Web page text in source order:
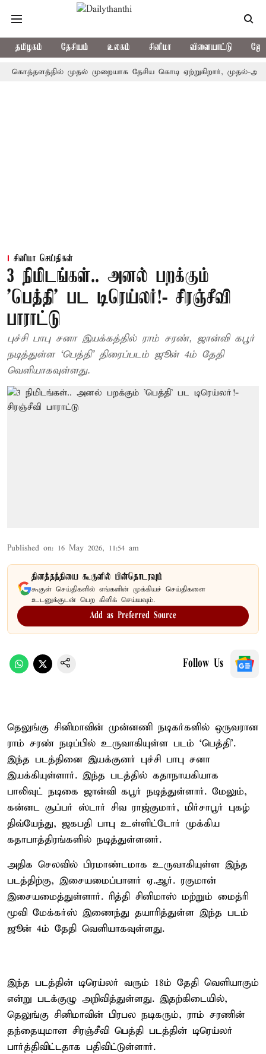
தமிழகம் தேசியம் உலகம் சினிமா விளையாட்டு
முதல் முறையாக தேசிய கொடி ஏற்றுகிறார், முதல்-அமைச்சர்
சினிமா செய்திகள்
3 நிமிடங்கள்.. அனல் பறக்கும்
'பெத்தி' பட டிரெய்லர்!- சிரஞ்சீவி
பாராட்டு
புச்சி பாபு சனா இயக்கத்தில் ராம் சரண், ஜான்வி கபூர்
நடித்துள்ள ‘பெத்தி’ திரைப்படம் ஜூன் 4ம் தேதி
வெளியாகவுள்ளது.
Published on: 16 May 2026, 11:54 am
தினத்தந்தியை கூகுளில் பின்தொடரவும்
கூகுள் செய்திகளில் எங்களின் முக்கியச் செய்திகளை
உடனுக்குடன் பெற கிளிக் செய்யவும்.
Add as Preferred Source
Follow Us
தெலுங்கு சினிமாவின் முன்னணி நடிகர்களில் ஒருவரான
ராம் சரண் நடிப்பில் உருவாகியுள்ள படம் ‘பெத்தி’.
இந்த படத்தினை இயக்குனர் புச்சி பாபு சனா
இயக்கியுள்ளார். இந்த படத்தில் கதாநாயகியாக
பாலிவுட் நடிகை ஜான்வி கபூர் நடித்துள்ளார். மேலும்,
கன்னட சூப்பர் ஸ்டார் சிவ ராஜ்குமார், மிர்சாபூர் புகழ்
திவ்யேந்து, ஜகபதி பாபு உள்ளிட்டோர் முக்கிய
கதாபாத்திரங்களில் நடித்துள்ளனர்.
அதிக செலவில் பிரமாண்டமாக உருவாகியுள்ள இந்த
படத்திற்கு, இசையமைப்பாளர் ஏ.ஆர். ரகுமான்
இசையமைத்துள்ளார். ரித்தி சினிமாஸ் மற்றும் மைத்ரி
மூவி மேக்கர்ஸ் இணைந்து தயாரித்துள்ள இந்த படம்
ஜூன் 4ம் தேதி வெளியாகவுள்ளது.
இந்த படத்தின் டிரெய்லர் வரும் 18ம் தேதி வெளியாகும்
என்று படக்குழு அறிவித்துள்ளது. இதற்கிடையில்,
தெலுங்கு சினிமாவின் பிரபல நடிகரும், ராம் சரணின்
தந்தையுமான சிரஞ்சீவி பெத்தி படத்தின் டிரெய்லர்
பார்த்திவிட்டதாக பதிவிட்டுள்ளார்.